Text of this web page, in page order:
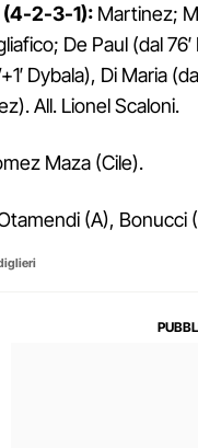
(4-2-3-1): Martinez;
De Paul (dal
Dybala), Di Maria
All. Lionel Scaloni.
Maza (Cile).
(A), Bonucci